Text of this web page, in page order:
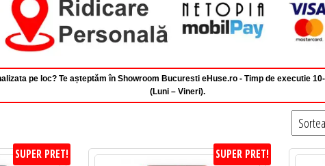
pe loc? Te așteptăm în Showroom Bucuresti eHuse.ro - Timp de executie
(Luni – Vineri).
SUPER PRET! SUPER PRET!